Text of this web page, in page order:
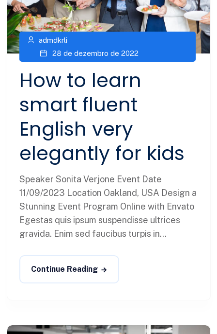
admdkrli
28 de dezembro de 2022
How to learn
smart fluent
English very
elegantly for kids
Speaker Sonita Verjone Event Date
11/09/2023 Location Oakland, USA Design a
Stunning Event Program Online with Envato
Egestas quis ipsum suspendisse ultrices
gravida. Enim sed faucibus turpis in...
Continue Reading